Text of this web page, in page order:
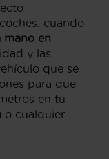
cuando
mano en
y las
que se
para que
en tu
o cualquier